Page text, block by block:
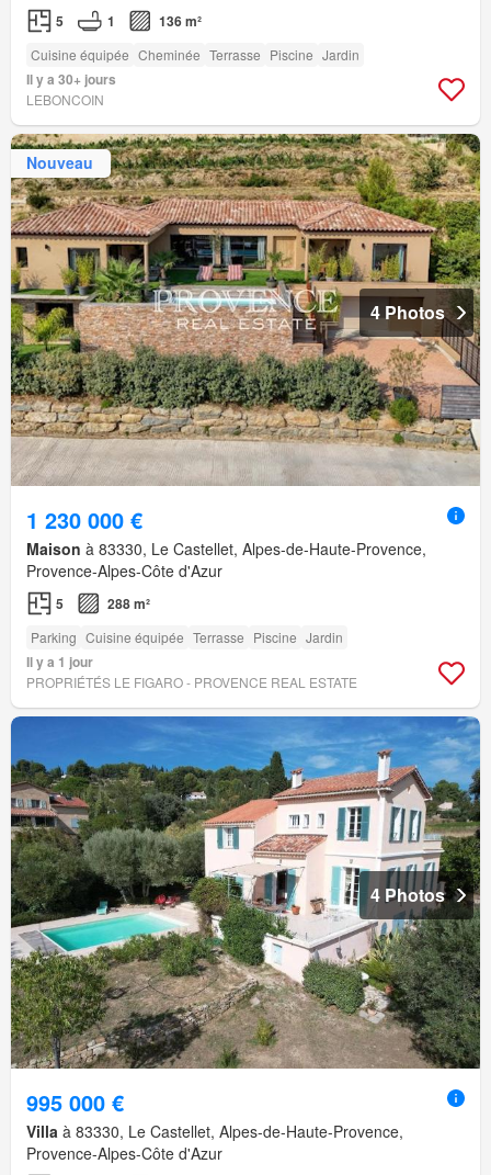
5 1 136 m²
Cuisine équipée Cheminée Terrasse Piscine Jardin
Il y a 30+ jours
LEBONCOIN
Nouveau
4 Photos
1 230 000 €
Maison à 83330, Le Castellet, Alpes-de-Haute-Provence,
Provence-Alpes-Côte d'Azur
5 288 m²
Parking Cuisine équipée Terrasse Piscine Jardin
Il y a 1 jour
PROPRIÉTÉS LE FIGARO - PROVENCE REAL ESTATE
4 Photos
995 000 €
Villa à 83330, Le Castellet, Alpes-de-Haute-Provence,
Provence-Alpes-Côte d'Azur